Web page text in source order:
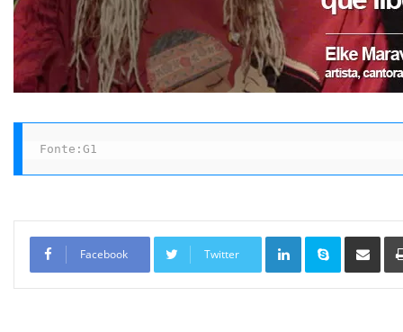
Fonte:G1
Facebook Twitter
Linkedin Skype